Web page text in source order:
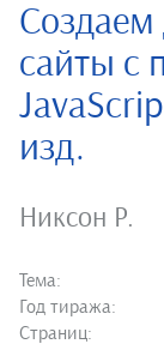
Создаем
сайты с
изд.
Никсон Р.
Тема:
Год тиража:
Страниц: